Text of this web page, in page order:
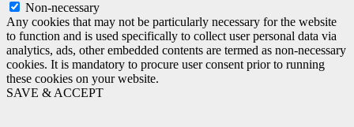
Non-necessary
Any cookies that may not be particularly necessary for the website
to function and is used specifically to collect user personal data via
analytics, ads, other embedded contents are termed as non-necessary
cookies. It is mandatory to procure user consent prior to running
these cookies on your website.
SAVE & ACCEPT